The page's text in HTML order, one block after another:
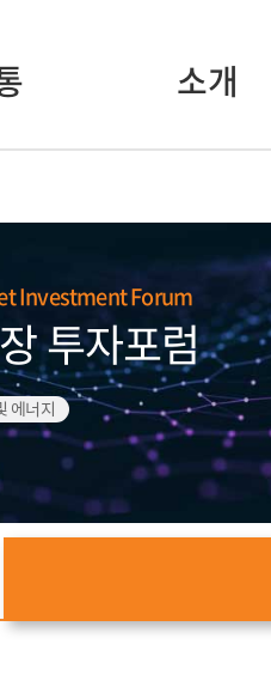
소개
Investment Forum
투자포럼
에너지